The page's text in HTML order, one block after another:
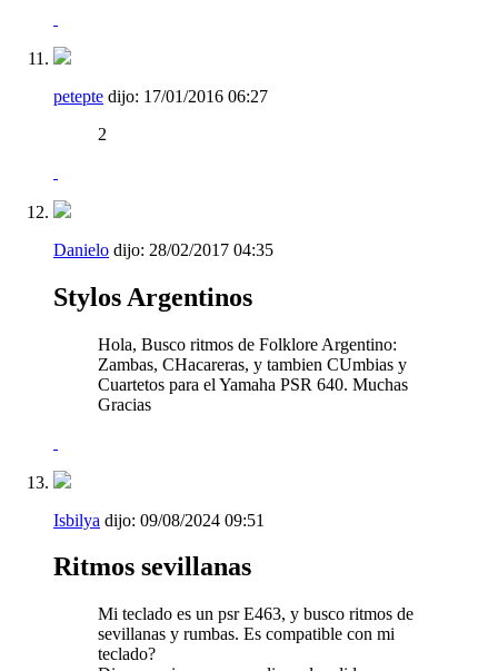
petepte dijo: 17/01/2016 06:27
2
Danielo dijo: 28/02/2017 04:35
Stylos Argentinos
Hola, Busco ritmos de Folklore Argentino:
Zambas, CHacareras, y tambien CUmbias y
Cuartetos para el Yamaha PSR 640. Muchas
Gracias
Isbilya dijo: 09/08/2024 09:51
Ritmos sevillanas
Mi teclado es un psr E463, y busco ritmos de
sevillanas y rumbas. Es compatible con mi
teclado?